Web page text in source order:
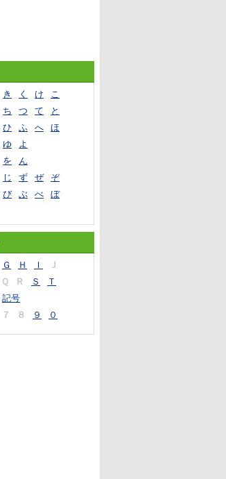
き く け
こ
ち つ て
と
ひ ふ へ
ほ
ゆ
よ
を
ん
じ ず ぜ
ぞ
び ぶ べ
ぼ
Ｇ Ｈ Ｉ
Ｊ
Ｑ Ｒ Ｓ
Ｔ
記号
７ ８ ９ ０